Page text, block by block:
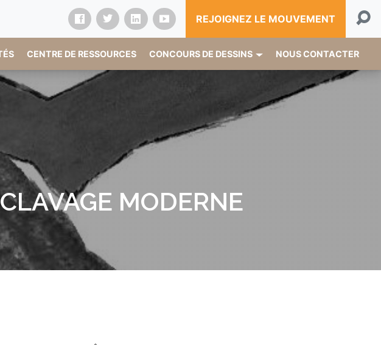
REJOIGNEZ LE MOUVEMENT
CENTRE DE RESSOURCES CONCOURS DE DESSINS NOUS CONTACTER
MODERNE